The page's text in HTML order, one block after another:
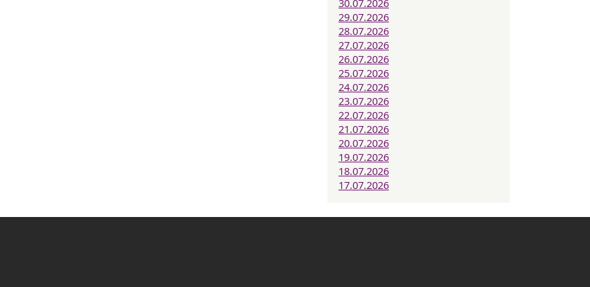
29.07.2026
28.07.2026
27.07.2026
26.07.2026
25.07.2026
24.07.2026
23.07.2026
22.07.2026
21.07.2026
20.07.2026
19.07.2026
18.07.2026
17.07.2026